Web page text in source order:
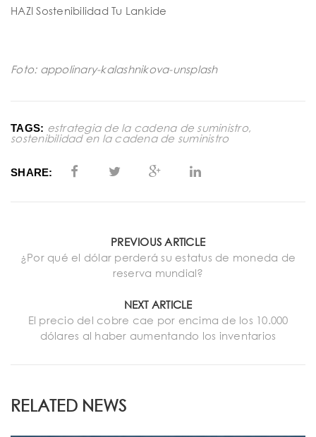
HAZI Sostenibilidad Tu Lankide
Foto: appolinary-kalashnikova-unsplash
TAGS: estrategia de la cadena de suministro,
sostenibilidad en la cadena de suministro
SHARE:
PREVIOUS ARTICLE
¿Por qué el dólar perderá su estatus de moneda de
reserva mundial?
NEXT ARTICLE
El precio del cobre cae por encima de los 10.000
dólares al haber aumentando los inventarios
RELATED NEWS